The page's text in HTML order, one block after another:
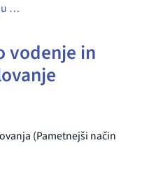
…
vodenje in
(Pametnejši način